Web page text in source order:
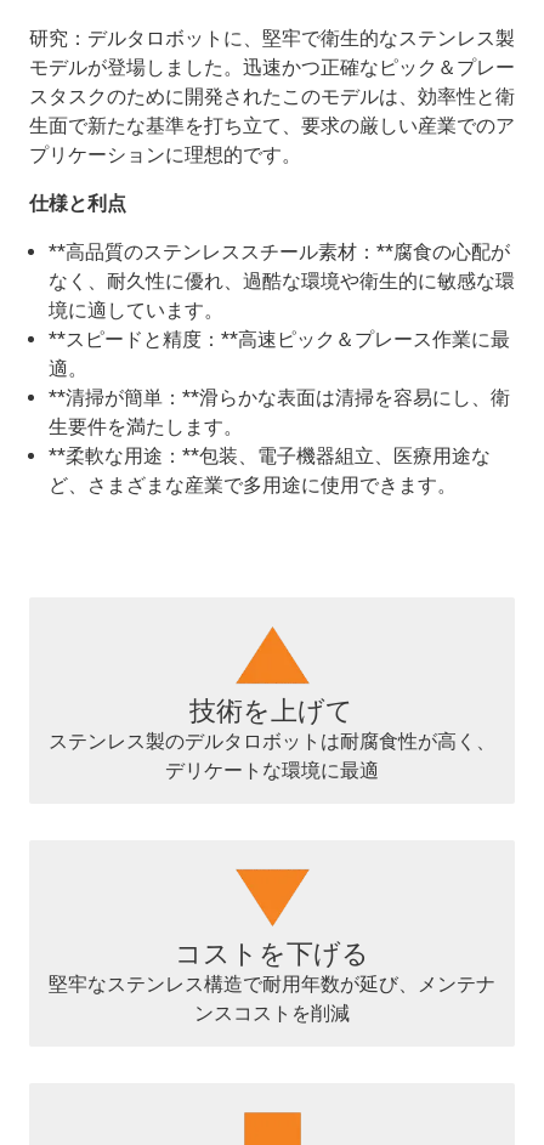
研究：デルタロボットに、堅牢で衛生的なステンレス製
モデルが登場しました。迅速かつ正確なピック＆プレー
スタスクのために開発されたこのモデルは、効率性と衛
生面で新たな基準を打ち立て、要求の厳しい産業でのア
プリケーションに理想的です。
仕様と利点
**高品質のステンレススチール素材：**腐食の心配が
なく、耐久性に優れ、過酷な環境や衛生的に敏感な環
境に適しています。
**スピードと精度：**高速ピック＆プレース作業に最
適。
**清掃が簡単：**滑らかな表面は清掃を容易にし、衛
生要件を満たします。
**柔軟な用途：**包装、電子機器組立、医療用途な
ど、さまざまな産業で多用途に使用できます。
技術を上げて
ステンレス製のデルタロボットは耐腐食性が高く、
デリケートな環境に最適
コストを下げる
堅牢なステンレス構造で耐用年数が延び、メンテナ
ンスコストを削減